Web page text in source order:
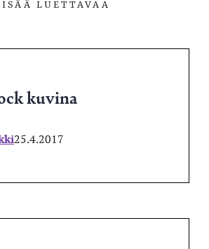
LUETTAVAA
kuvina
25.4.2017